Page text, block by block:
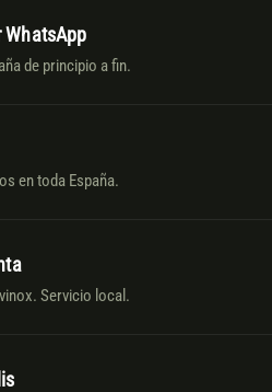
de principio a fin.
en toda España.
Servicio local.